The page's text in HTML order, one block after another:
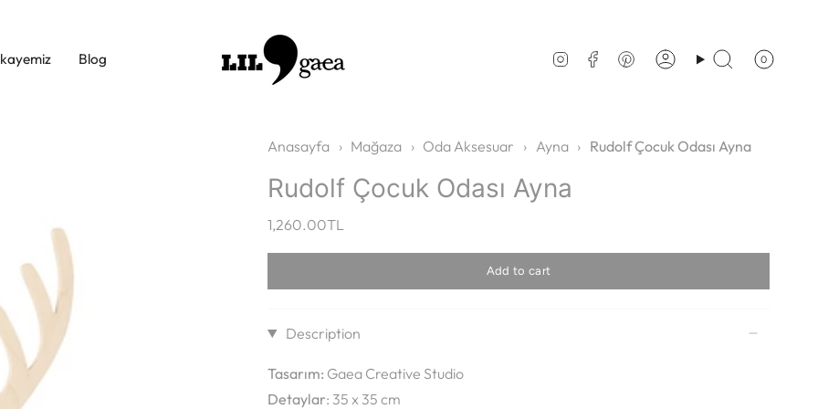
Blog InstagramFacebookPinterestAccountSearch 0
Anasayfa › Mağaza › Oda Aksesuar › Ayna › Rudolf Çocuk Odası Ayna
Rudolf Çocuk Odası Ayna
1,260.00TL
Add to cart
Description
Tasarım: Gaea Creative Studio
Detaylar: 35 x 35 cm